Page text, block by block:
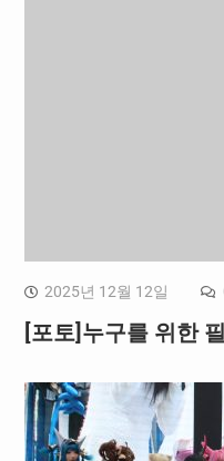
2025년 12월 12일
[포토]누구를 위한